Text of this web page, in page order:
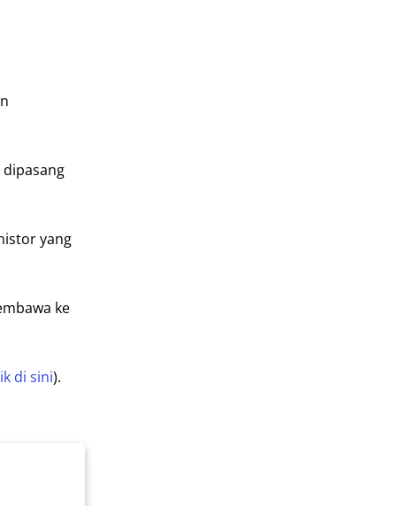
yang
ke
di sini).